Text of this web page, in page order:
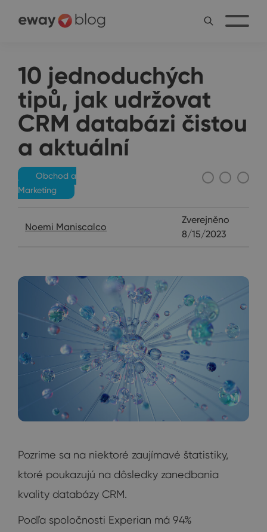
10 jednoduchých
tipů, jak udržovat
CRM databázi čistou
a aktuální
Obchod a
Marketing
Noemi Maniscalco
Zverejněno
8/15/2023
Pozrime sa na niektoré zaujímavé štatistiky,
ktoré poukazujú na dôsledky zanedbania
kvality databázy CRM.
Podľa spoločnosti Experian má 94%